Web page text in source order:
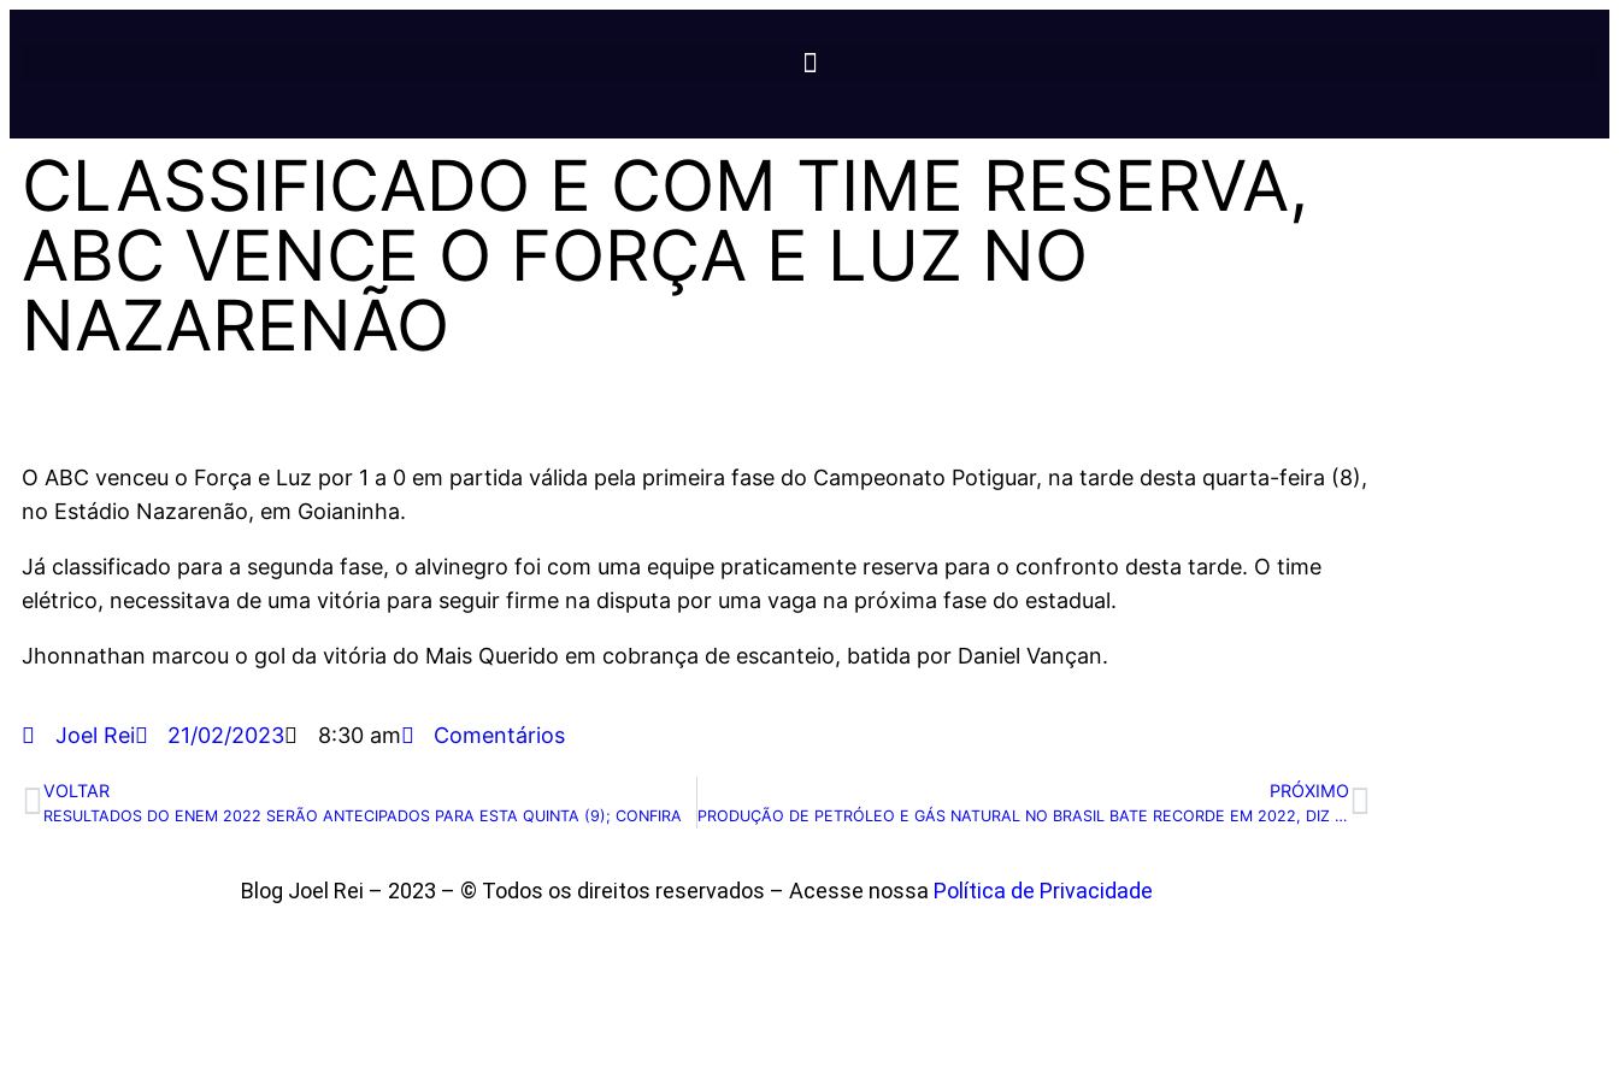
CLASSIFICADO E COM TIME RESERVA,
ABC VENCE O FORÇA E LUZ NO
NAZARENÃO
O ABC venceu o Força e Luz por 1 a 0 em partida válida pela primeira fase do Campeonato Potiguar, na tarde desta quarta-feira (8),
no Estádio Nazarenão, em Goianinha.
Já classificado para a segunda fase, o alvinegro foi com uma equipe praticamente reserva para o confronto desta tarde. O time
elétrico, necessitava de uma vitória para seguir firme na disputa por uma vaga na próxima fase do estadual.
Jhonnathan marcou o gol da vitória do Mais Querido em cobrança de escanteio, batida por Daniel Vançan.
Joel Rei 21/02/2023 8:30 am Comentários
VOLTAR
RESULTADOS DO ENEM 2022 SERÃO ANTECIPADOS PARA ESTA QUINTA (9); CONFIRA
PRÓXIMO
PRODUÇÃO DE PETRÓLEO E GÁS NATURAL NO BRASIL BATE RECORDE EM 2022, DIZ ANP
Blog Joel Rei – 2023 – © Todos os direitos reservados – Acesse nossa Política de Privacidade